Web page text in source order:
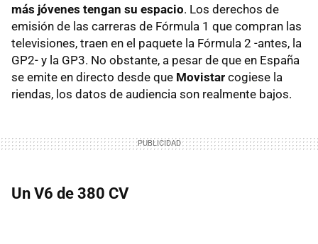
más jóvenes tengan su espacio. Los derechos de
emisión de las carreras de Fórmula 1 que compran las
televisiones, traen en el paquete la Fórmula 2 -antes, la
GP2- y la GP3. No obstante, a pesar de que en España
se emite en directo desde que Movistar cogiese la
riendas, los datos de audiencia son realmente bajos.
Un V6 de 380 CV